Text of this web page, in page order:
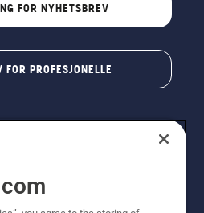
FOR NYHETSBREV
FOR PROFESJONELLE